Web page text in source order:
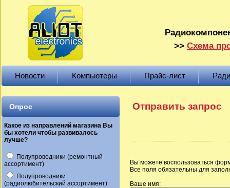
>> Схема
Новости Компьютеры Прайс-лист
Опрос
Какое из направлений магазина Вы
бы хотели чтобы развивалось
лучше?
Полупроводники (ремонтный
ассортимент)
Полупроводники
(радиолюбительский ассортимент)
Отправить запрос
Вы можете воспользоваться
Все поля обязательны для
Ваше имя: